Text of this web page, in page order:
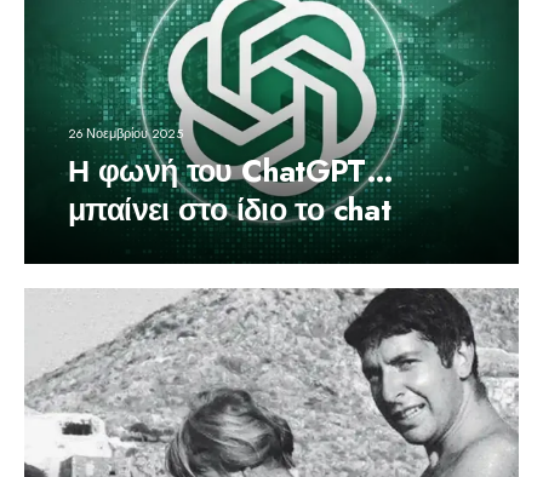
26 Νοεμβρίου 2025
Η φωνή του ChatGPT…
μπαίνει στο ίδιο το chat